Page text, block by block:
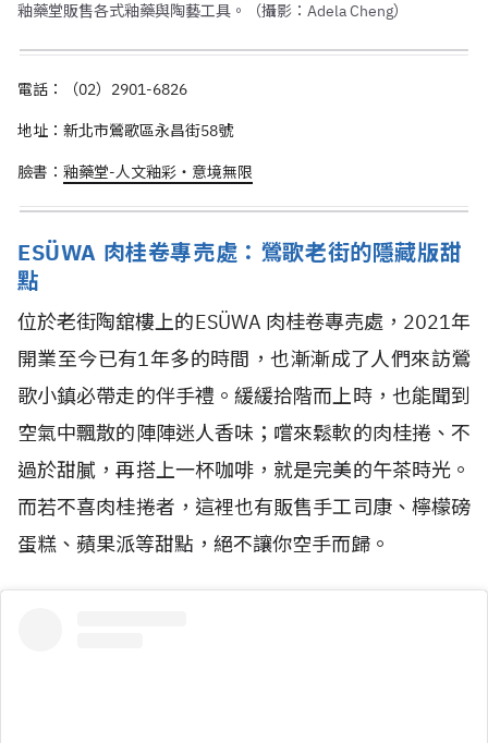
釉藥堂販售各式釉藥與陶藝工具。（攝影：Adela Cheng）
電話：（02）2901-6826
地址：新北市鶯歌區永昌街58號
臉書： 釉藥堂-人文釉彩‧意境無限
ESÜWA 肉桂卷專売處：鶯歌老街的隱藏版甜
點
位於老街陶舘樓上的ESÜWA 肉桂卷專売處，2021年
開業至今已有1年多的時間，也漸漸成了人們來訪鶯
歌小鎮必帶走的伴手禮。緩緩拾階而上時，也能聞到
空氣中飄散的陣陣迷人香味；嚐來鬆軟的肉桂捲、不
過於甜膩，再搭上一杯咖啡，就是完美的午茶時光。
而若不喜肉桂捲者，這裡也有販售手工司康、檸檬磅
蛋糕、蘋果派等甜點，絕不讓你空手而歸。